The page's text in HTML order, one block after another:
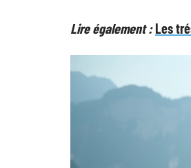
Lire également :Les